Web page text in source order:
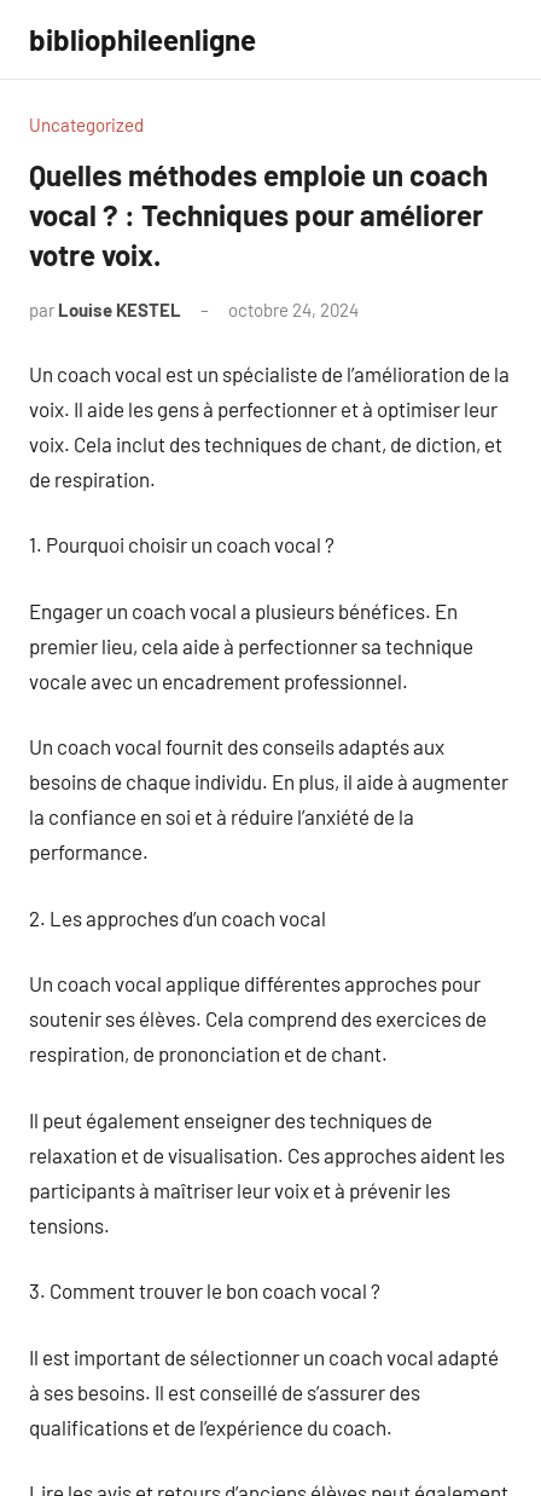
contenu
bibliophileenligne
Uncategorized
Quelles méthodes emploie un coach
vocal ? : Techniques pour améliorer
votre voix.
par Louise KESTEL octobre 24, 2024
Un coach vocal est un spécialiste de l’amélioration de la
voix. Il aide les gens à perfectionner et à optimiser leur
voix. Cela inclut des techniques de chant, de diction, et
de respiration.
1. Pourquoi choisir un coach vocal ?
Engager un coach vocal a plusieurs bénéfices. En
premier lieu, cela aide à perfectionner sa technique
vocale avec un encadrement professionnel.
Un coach vocal fournit des conseils adaptés aux
besoins de chaque individu. En plus, il aide à augmenter
la confiance en soi et à réduire l’anxiété de la
performance.
2. Les approches d’un coach vocal
Un coach vocal applique différentes approches pour
soutenir ses élèves. Cela comprend des exercices de
respiration, de prononciation et de chant.
Il peut également enseigner des techniques de
relaxation et de visualisation. Ces approches aident les
participants à maîtriser leur voix et à prévenir les
tensions.
3. Comment trouver le bon coach vocal ?
Il est important de sélectionner un coach vocal adapté
à ses besoins. Il est conseillé de s’assurer des
qualifications et de l’expérience du coach.